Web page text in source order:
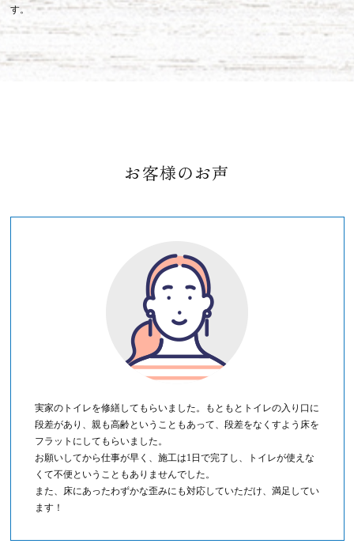
す。
お客様のお声
実家のトイレを修繕してもらいました。もともとトイレの入り口に
段差があり、親も高齢ということもあって、段差をなくすよう床を
フラットにしてもらいました。
お願いしてから仕事が早く、施工は1日で完了し、トイレが使えな
くて不便ということもありませんでした。
また、床にあったわずかな歪みにも対応していただけ、満足してい
ます！